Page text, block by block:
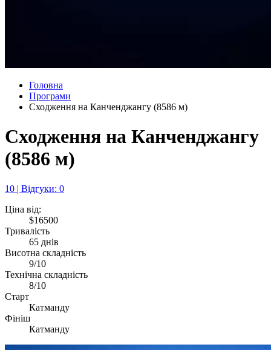
Головна
Програми
Сходження на Канченджангу (8586 м)
Сходження на Канченджангу
(8586 м)
10 | Відгуки: 0
Ціна від:
$16500
Тривалість
65 днів
Висотна складність
9/10
Технічна складність
8/10
Старт
Катманду
Фініш
Катманду